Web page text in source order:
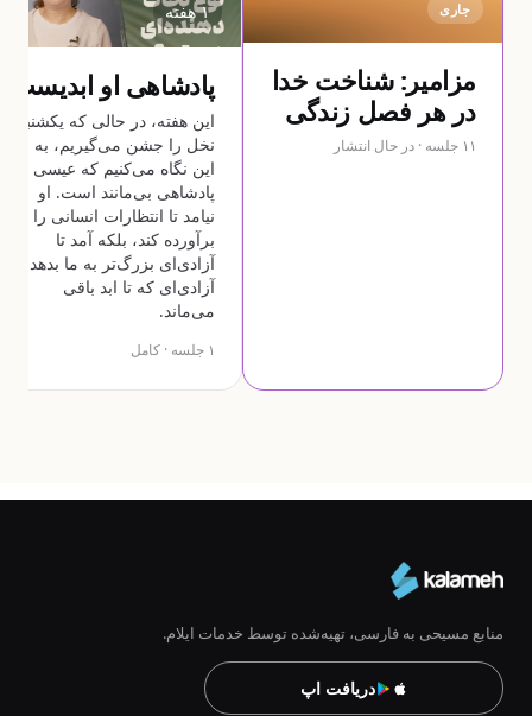
جاری
مزامیر: شناخت خدا
در هر فصل زندگی
۱۱ جلسه · در حال انتشار
۱ هفته
پادشاهی او ابدیست
این هفته، در حالی که یکشنبهٔ
نخل را جشن می‌گیریم، به
این نگاه می‌کنیم که عیسی
پادشاهی بی‌مانند است. او
نیامد تا انتظارات انسانی را
برآورده کند، بلکه آمد تا
آزادی‌ای بزرگ‌تر به ما بدهد—
آزادی‌ای که تا ابد باقی
می‌ماند.
۱ جلسه · کامل
منابع مسیحی به فارسی، تهیه‌شده توسط خدمات ایلام.
دریافت اپ